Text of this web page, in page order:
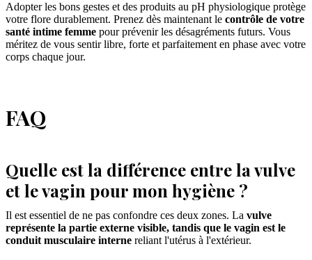
Adopter les bons gestes et des produits au pH physiologique protège
votre flore durablement. Prenez dès maintenant le contrôle de votre
santé intime femme pour prévenir les désagréments futurs. Vous
méritez de vous sentir libre, forte et parfaitement en phase avec votre
corps chaque jour.
FAQ
Quelle est la différence entre la vulve
et le vagin pour mon hygiène ?
Il est essentiel de ne pas confondre ces deux zones. La vulve
représente la partie externe visible, tandis que le vagin est le
conduit musculaire interne reliant l'utérus à l'extérieur.